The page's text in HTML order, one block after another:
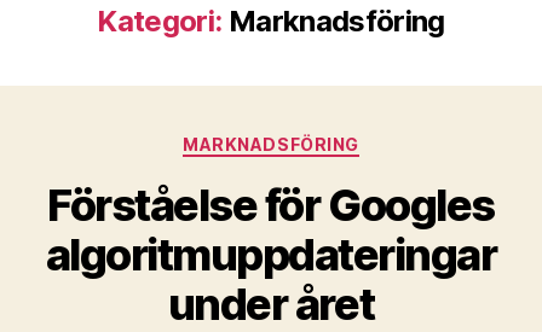
Kategori: Marknadsföring
Kategorier
MARKNADSFÖRING
Förståelse för Googles
algoritmuppdateringar
under året